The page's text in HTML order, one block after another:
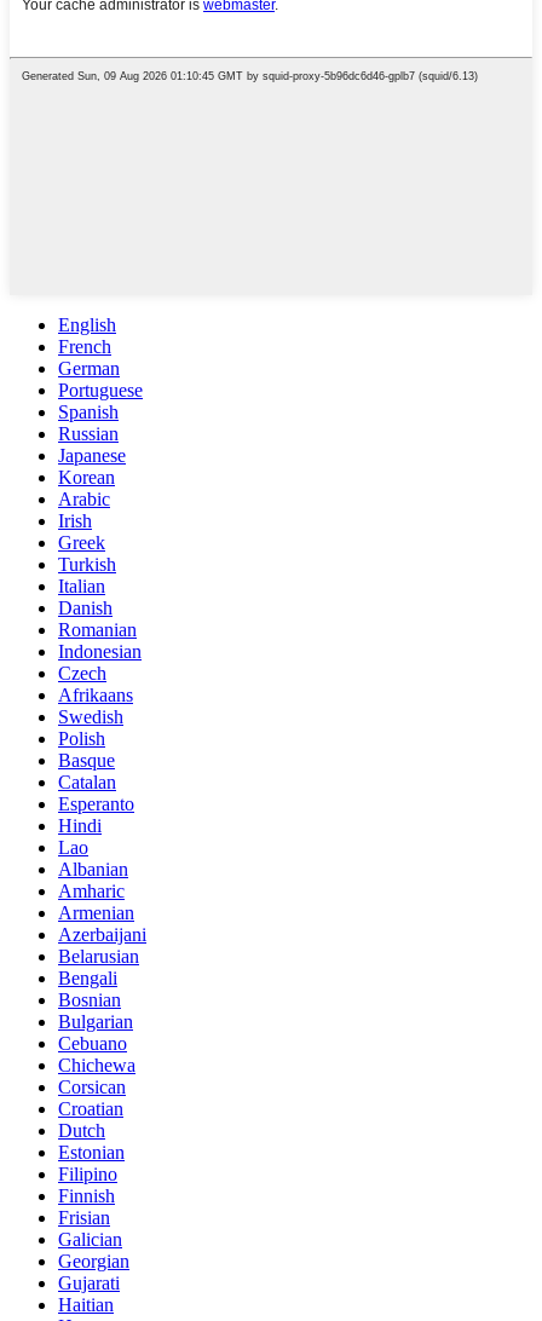
English
French
German
Portuguese
Spanish
Russian
Japanese
Korean
Arabic
Irish
Greek
Turkish
Italian
Danish
Romanian
Indonesian
Czech
Afrikaans
Swedish
Polish
Basque
Catalan
Esperanto
Hindi
Lao
Albanian
Amharic
Armenian
Azerbaijani
Belarusian
Bengali
Bosnian
Bulgarian
Cebuano
Chichewa
Corsican
Croatian
Dutch
Estonian
Filipino
Finnish
Frisian
Galician
Georgian
Gujarati
Haitian